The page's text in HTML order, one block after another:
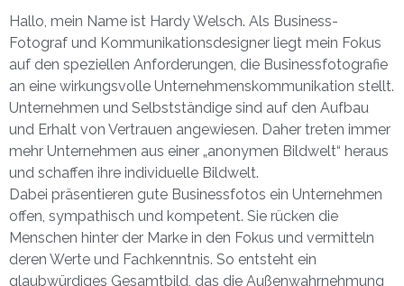
Hallo, mein Name ist Hardy Welsch. Als Business-
Fotograf und Kommunikationsdesigner liegt mein Fokus
auf den speziellen Anforderungen, die Businessfotografie
an eine wirkungsvolle Unternehmenskommunikation stellt.
Unternehmen und Selbstständige sind auf den Aufbau
und Erhalt von Vertrauen angewiesen. Daher treten immer
mehr Unternehmen aus einer „anonymen Bildwelt“ heraus
und schaffen ihre individuelle Bildwelt.
Dabei präsentieren gute Businessfotos ein Unternehmen
offen, sympathisch und kompetent. Sie rücken die
Menschen hinter der Marke in den Fokus und vermitteln
deren Werte und Fachkenntnis. So entsteht ein
glaubwürdiges Gesamtbild, das die Außenwahrnehmung